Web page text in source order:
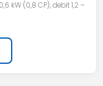
kW (0,8 CP), debit 1,2 –